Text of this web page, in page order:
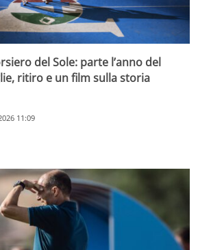
del Sole: parte l’anno del
ritiro e un film sulla storia
11:09